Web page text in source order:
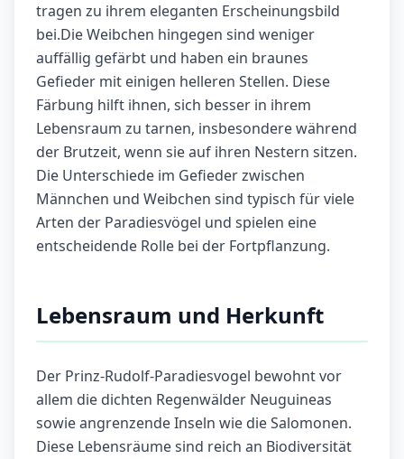
tragen zu ihrem eleganten Erscheinungsbild
bei.Die Weibchen hingegen sind weniger
auffällig gefärbt und haben ein braunes
Gefieder mit einigen helleren Stellen. Diese
Färbung hilft ihnen, sich besser in ihrem
Lebensraum zu tarnen, insbesondere während
der Brutzeit, wenn sie auf ihren Nestern sitzen.
Die Unterschiede im Gefieder zwischen
Männchen und Weibchen sind typisch für viele
Arten der Paradiesvögel und spielen eine
entscheidende Rolle bei der Fortpflanzung.
Lebensraum und Herkunft
Der Prinz-Rudolf-Paradiesvogel bewohnt vor
allem die dichten Regenwälder Neuguineas
sowie angrenzende Inseln wie die Salomonen.
Diese Lebensräume sind reich an Biodiversität